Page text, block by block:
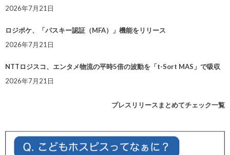
2026年7月21日
ロジポケ、「パスキー認証（MFA）」機能をリリース
2026年7月21日
NTTロジスコ、エンタメ物流の平時5倍の波動を「t-Sort MAS」で吸収
2026年7月21日
プレスリリースまとめてチェック一覧